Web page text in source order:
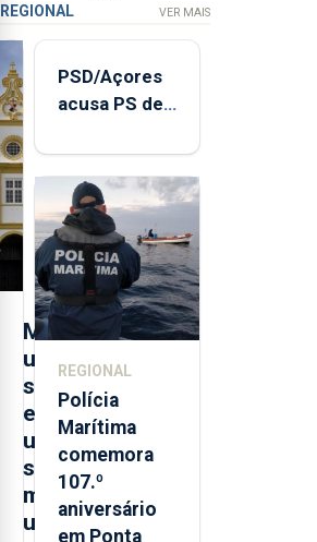
REGIONAL VER MAIS
M
u
s
e
u
s
m
u
PSD/Açores
acusa PS de
contraditória"
sobre
evolução
turística
REGIONAL
Polícia
Marítima
comemora
107.º
aniversário
em Ponta